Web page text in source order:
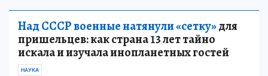
Над СССР военные натянули «сетку»для
пришельцев: как страна 13 лет тайно
искала и изучала инопланетных гостей
НАУКА